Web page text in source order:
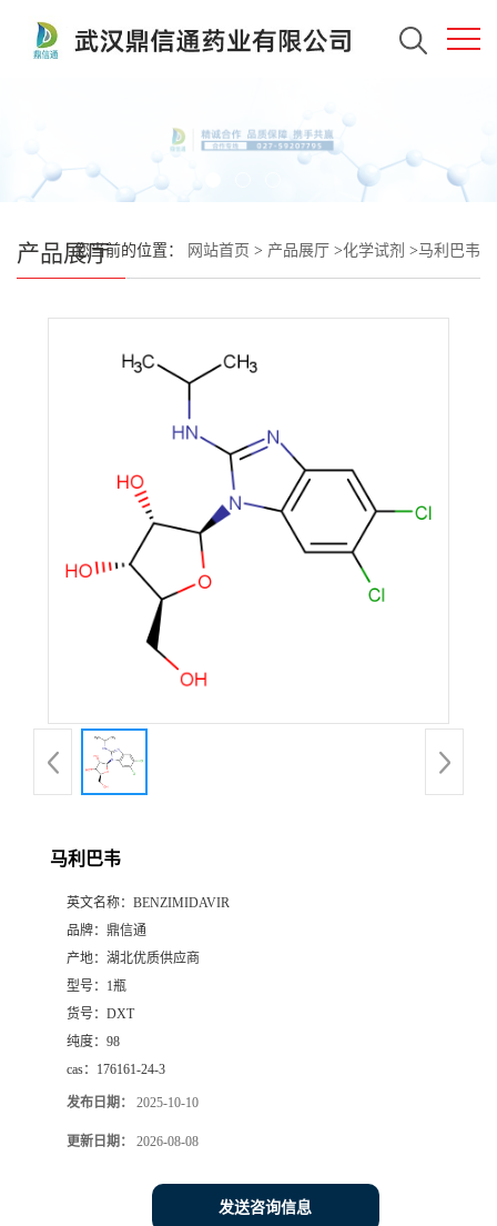
产品展厅您当前的位置： 网站首页 > 产品展厅 >化学试剂 >马利巴韦
马利巴韦
英文名称： BENZIMIDAVIR
品牌： 鼎信通
产地： 湖北优质供应商
型号： 1瓶
货号： DXT
纯度： 98
cas： 176161-24-3
发布日期： 2025-10-10
更新日期： 2026-08-08
发送咨询信息